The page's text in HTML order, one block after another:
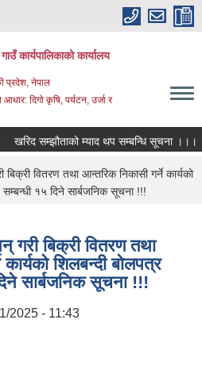
कार्यपालिकाको कार्यालय
प्रदेश, नेपाल
आधार: दिगो कृषि, पर्यटन, उर्जा र
खरिद सम्झौताको म्याद थप सम्बन्धि सूचना ।।।
वितरण तथा आन्तरिक निकासी गर्ने कार्यको
१५ दिने सार्बजनिक सूचना !!!
गरी बिक्री वितरण तथा
शिलबन्दी बोलपत्र
सार्बजनिक सूचना !!!
2025 - 11:43